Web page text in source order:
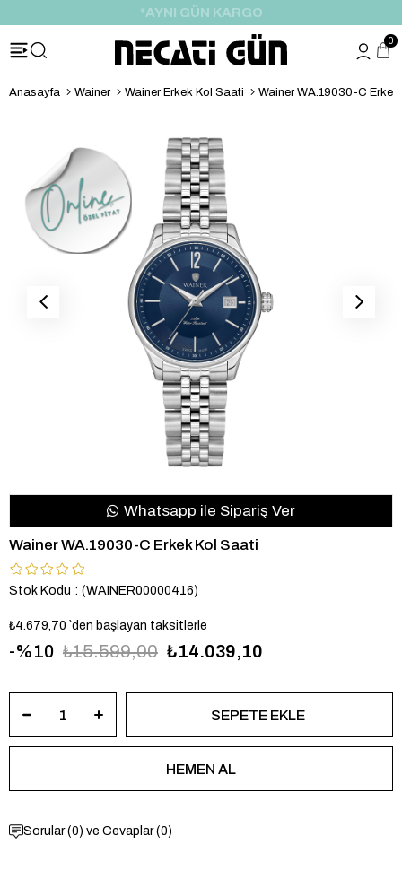
*HEDİYE PAKETİ & NOTU
0
Anasayfa Wainer Wainer Erkek Kol Saati Wainer WA.19030-C
Whatsapp ile Sipariş Ver
Wainer WA.19030-C Erkek Kol Saati
Stok Kodu (WAINER00000416)
₺4.679,70 `den başlayan taksitlerle
10 ₺15.599,00 ₺14.039,10
Sorular (0) ve Cevaplar (0)